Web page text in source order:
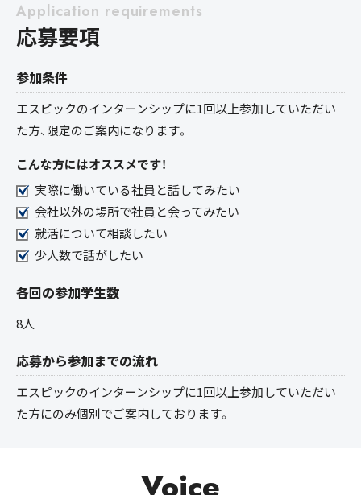
Application requirements
応募要項
参加条件
エスピックのインターンシップに1回以上参加していただい
た方、限定のご案内になります。
こんな方にはオススメです！
実際に働いている社員と話してみたい
会社以外の場所で社員と会ってみたい
就活について相談したい
少人数で話がしたい
各回の参加学生数
8人
応募から参加までの流れ
エスピックのインターンシップに1回以上参加していただい
た方にのみ個別でご案内しております。